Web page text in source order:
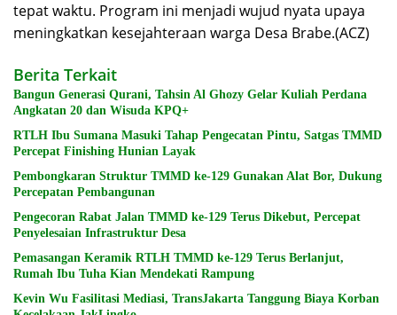
tepat waktu. Program ini menjadi wujud nyata upaya
meningkatkan kesejahteraan warga Desa Brabe.(ACZ)
Berita Terkait
Bangun Generasi Qurani, Tahsin Al Ghozy Gelar Kuliah Perdana
Angkatan 20 dan Wisuda KPQ+
RTLH Ibu Sumana Masuki Tahap Pengecatan Pintu, Satgas TMMD
Percepat Finishing Hunian Layak
Pembongkaran Struktur TMMD ke-129 Gunakan Alat Bor, Dukung
Percepatan Pembangunan
Pengecoran Rabat Jalan TMMD ke-129 Terus Dikebut, Percepat
Penyelesaian Infrastruktur Desa
Pemasangan Keramik RTLH TMMD ke-129 Terus Berlanjut,
Rumah Ibu Tuha Kian Mendekati Rampung
Kevin Wu Fasilitasi Mediasi, TransJakarta Tanggung Biaya Korban